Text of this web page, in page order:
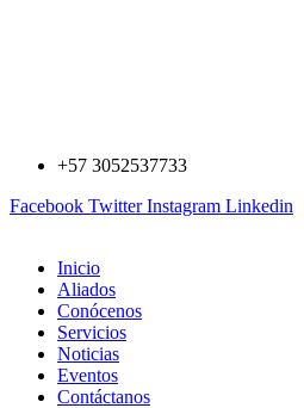
+57 3052537733
Facebook Twitter Instagram Linkedin
Inicio
Aliados
Conócenos
Servicios
Noticias
Eventos
Contáctanos